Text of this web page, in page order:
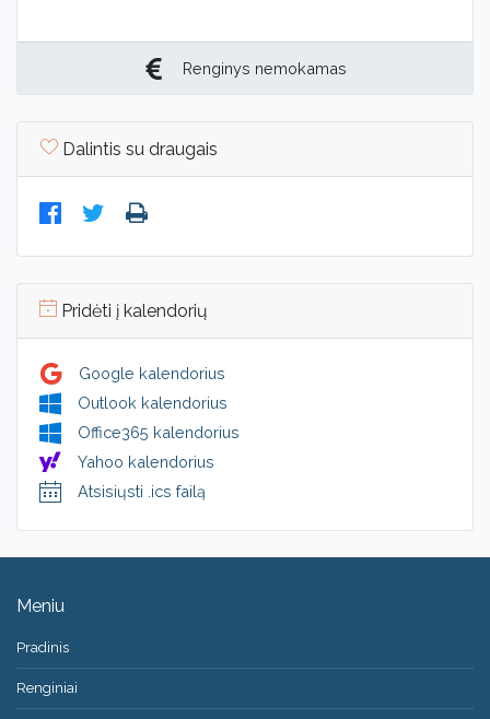
Renginys nemokamas
Dalintis su draugais
Pridėti į kalendorių
Google kalendorius
Outlook kalendorius
Office365 kalendorius
Yahoo kalendorius
Atsisiųsti .ics failą
Meniu
Pradinis
Renginiai